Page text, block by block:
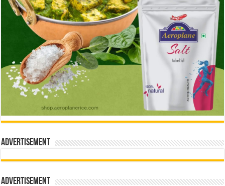
Advertisement
Advertisement